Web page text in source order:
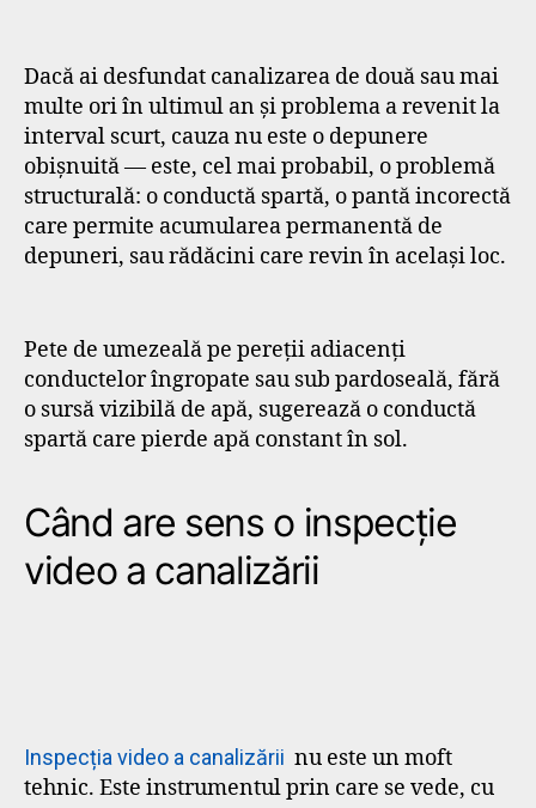
Dacă ai desfundat canalizarea de două sau mai
multe ori în ultimul an și problema a revenit la
interval scurt, cauza nu este o depunere
obișnuită — este, cel mai probabil, o problemă
structurală: o conductă spartă, o pantă incorectă
care permite acumularea permanentă de
depuneri, sau rădăcini care revin în același loc.
Pete de umezeală pe pereții adiacenți
conductelor îngropate sau sub pardoseală, fără
o sursă vizibilă de apă, sugerează o conductă
spartă care pierde apă constant în sol.
Când are sens o inspecție
video a canalizării
Inspecția video a canalizării nu este un moft
tehnic. Este instrumentul prin care se vede, cu